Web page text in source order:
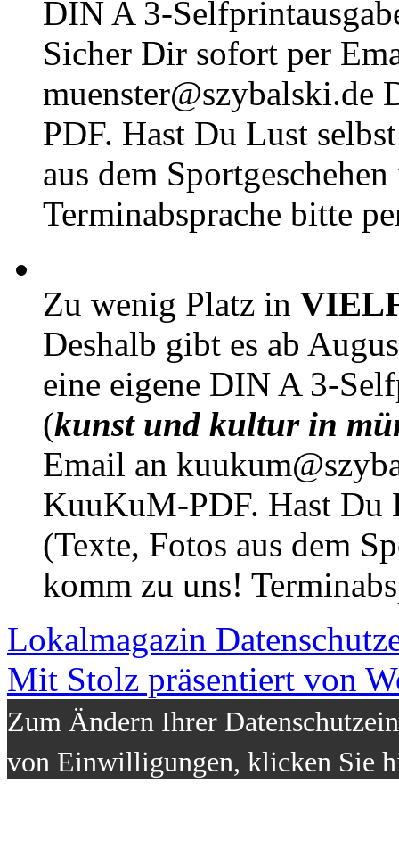
DIN A 3-
Sicher Dir sofort per
muenster@szybalski.de
PDF. Hast Du Lust
aus dem
Terminabsprache bitte
Zu wenig Platz in
Deshalb gibt es ab
eine eigene DIN A 3-
(kunst und kultur in
Email an
KuuKuM-PDF. Hast Du
(Texte, Fotos aus dem
komm zu uns!
Lokalmagazin
Mit Stolz präsentiert von
Zum Ändern Ihrer
von Einwilligungen, klicken Sie